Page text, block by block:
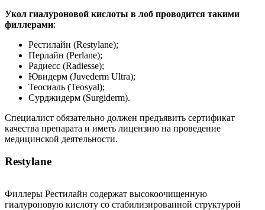
Укол гиалуроновой кислоты в лоб проводится такими
филлерами:
Рестилайн (Restylane);
Перлайн (Perlane);
Радиесс (Radiesse);
Ювидерм (Juvederm Ultra);
Теосиаль (Teosyal);
Сурджидерм (Surgiderm).
Специалист обязательно должен предъявить сертификат
качества препарата и иметь лицензию на проведение
медицинской деятельности.
Restylane
Филлеры Рестилайн содержат высокоочищенную
гиалуроновую кислоту со стабилизированной структурой